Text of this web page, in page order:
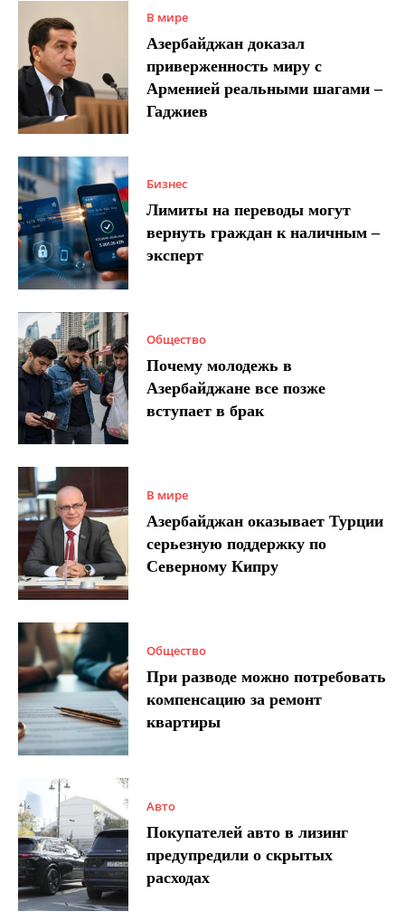
В мире
Азербайджан доказал
приверженность миру с
Арменией реальными шагами –
Гаджиев
Бизнес
Лимиты на переводы могут
вернуть граждан к наличным –
эксперт
Общество
Почему молодежь в
Азербайджане все позже
вступает в брак
В мире
Азербайджан оказывает Турции
серьезную поддержку по
Северному Кипру
Общество
При разводе можно потребовать
компенсацию за ремонт
квартиры
Авто
Покупателей авто в лизинг
предупредили о скрытых
расходах